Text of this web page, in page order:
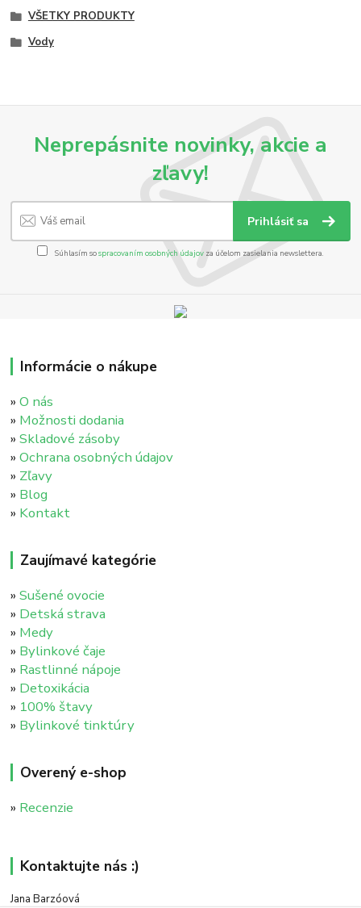
VŠETKY PRODUKTY
Vody
Neprepásnite novinky, akcie a
zľavy!
Prihlásiť sa
Súhlasím sospracovaním osobných údajov za účelom zasielania newslettera.
Informácie o nákupe
»O nás
» Možnosti dodania
»Skladové zásoby
»Ochrana osobných údajov
» Zľavy
» Blog
» Kontakt
Zaujímavé kategórie
»Sušené ovocie
» Detská strava
» Medy
» Bylinkové čaje
» Rastlinné nápoje
» Detoxikácia
» 100% štavy
» Bylinkové tinktúry
Overený e-shop
» Recenzie
Kontaktujte nás :)
Jana Barzóová